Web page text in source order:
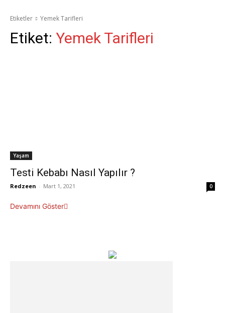
Etiketler Yemek Tarifleri
Etiket: Yemek Tarifleri
Yaşam
Testi Kebabı Nasıl Yapılır ?
Redzeen - Mart 1, 2021 0
Devamını Göster